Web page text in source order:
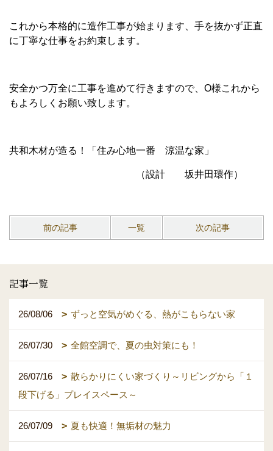
これから本格的に造作工事が始まります、手を抜かず正直
に丁寧な仕事をお約束します。
安全かつ万全に工事を進めて行きますので、O様これから
もよろしくお願い致します。
共和木材が造る！「住み心地一番 涼温な家」
（設計 坂井田環作）
前の記事 一覧 次の記事
記事一覧
26/08/06 ずっと空気がめぐる、熱がこもらない家
26/07/30 全館空調で、夏の虫対策にも！
26/07/16
散らかりにくい家づくり～リビングから「１
段下げる」プレイスペース～
26/07/09 夏も快適！無垢材の魅力